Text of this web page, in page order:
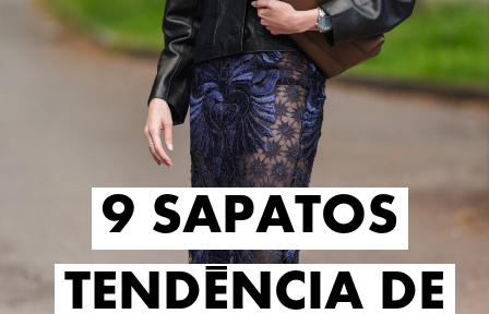
9 SAPATOS
TENDÊNCIA DE
9 SAPATOS
TENDÊNCIA DE